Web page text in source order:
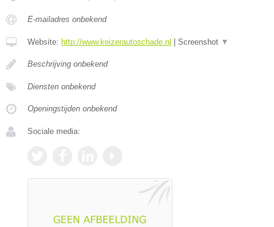
E-mailadres onbekend
Website: http://www.keizerautoschade.nl Screenshot ▼
Beschrijving onbekend
Diensten onbekend
Openingstijden onbekend
Sociale media: